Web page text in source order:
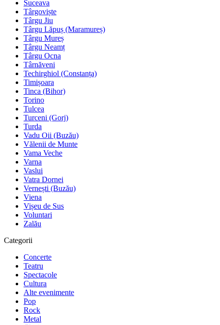
Suceava
Târgoviște
Târgu Jiu
Târgu Lăpuș (Maramureș)
Târgu Mureș
Târgu Neamț
Târgu Ocna
Târnăveni
Techirghiol (Constanța)
Timișoara
Tinca (Bihor)
Torino
Tulcea
Turceni (Gorj)
Turda
Vadu Oii (Buzău)
Vălenii de Munte
Vama Veche
Varna
Vaslui
Vatra Dornei
Vernești (Buzău)
Viena
Vișeu de Sus
Voluntari
Zalău
Categorii
Concerte
Teatru
Spectacole
Cultura
Alte evenimente
Pop
Rock
Metal